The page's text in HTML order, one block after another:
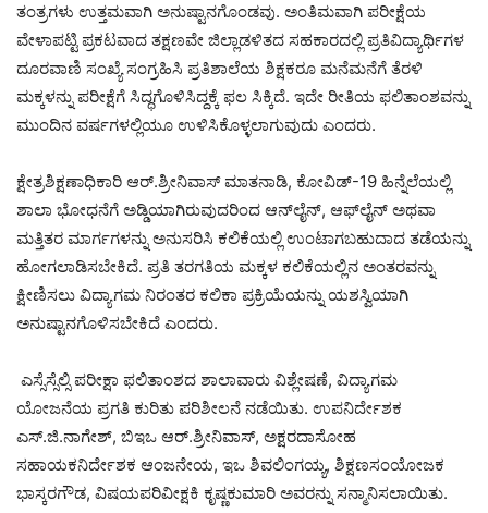
ತಂತ್ರಗಳು ಉತ್ತಮವಾಗಿ ಅನುಷ್ಟಾನಗೊಂಡವು. ಅಂತಿಮವಾಗಿ ಪರೀಕ್ಷೆಯ
ವೇಳಾಪಟ್ಟಿ ಪ್ರಕಟವಾದ ತಕ್ಷಣವೇ ಜಿಲ್ಲಾಡಳಿತದ ಸಹಕಾರದಲ್ಲಿ ಪ್ರತಿವಿದ್ಯಾರ್ಥಿಗಳ
ದೂರವಾಣಿ ಸಂಖ್ಯೆ ಸಂಗ್ರಹಿಸಿ ಪ್ರತಿಶಾಲೆಯ ಶಿಕ್ಷಕರೂ ಮನೆಮನೆಗೆ ತೆರಳಿ
ಮಕ್ಕಳನ್ನು ಪರೀಕ್ಷೆಗೆ ಸಿದ್ಧಗೊಳಿಸಿದ್ದಕ್ಕೆ ಫಲ ಸಿಕ್ಕಿದೆ. ಇದೇ ರೀತಿಯ ಫಲಿತಾಂಶವನ್ನು
ಮುಂದಿನ ವರ್ಷಗಳಲ್ಲಿಯೂ ಉಳಿಸಿಕೊಳ್ಳಲಾಗುವುದು ಎಂದರು.
ಕ್ಷೇತ್ರಶಿಕ್ಷಣಾಧಿಕಾರಿ ಆರ್.ಶ್ರೀನಿವಾಸ್ ಮಾತನಾಡಿ, ಕೋವಿಡ್-19 ಹಿನ್ನೆಲೆಯಲ್ಲಿ
ಶಾಲಾ ಭೋಧನೆಗೆ ಅಡ್ಡಿಯಾಗಿರುವುದರಿಂದ ಆನ್‌ಲೈನ್, ಆಫ್‌ಲೈನ್ ಅಥವಾ
ಮತ್ತಿತರ ಮಾರ್ಗಗಳನ್ನು ಅನುಸರಿಸಿ ಕಲಿಕೆಯಲ್ಲಿ ಉಂಟಾಗಬಹುದಾದ ತಡೆಯನ್ನು
ಹೋಗಲಾಡಿಸಬೇಕಿದೆ. ಪ್ರತಿ ತರಗತಿಯ ಮಕ್ಕಳ ಕಲಿಕೆಯಲ್ಲಿನ ಅಂತರವನ್ನು
ಕ್ಷೀಣಿಸಲು ವಿದ್ಯಾಗಮ ನಿರಂತರ ಕಲಿಕಾ ಪ್ರಕ್ರಿಯೆಯನ್ನು ಯಶಸ್ವಿಯಾಗಿ
ಅನುಷ್ಟಾನಗೊಳಿಸಬೇಕಿದೆ ಎಂದರು.
ಎಸ್ಸೆಸ್ಸೆಲ್ಸಿ ಪರೀಕ್ಷಾ ಫಲಿತಾಂಶದ ಶಾಲಾವಾರು ವಿಶ್ಲೇಷಣೆ, ವಿದ್ಯಾಗಮ
ಯೋಜನೆಯ ಪ್ರಗತಿ ಕುರಿತು ಪರಿಶೀಲನೆ ನಡೆಯಿತು. ಉಪನಿರ್ದೇಶಕ
ಎಸ್.ಜಿ.ನಾಗೇಶ್, ಬಿಇಒ ಆರ್.ಶ್ರೀನಿವಾಸ್, ಅಕ್ಷರದಾಸೋಹ
ಸಹಾಯಕನಿರ್ದೇಶಕ ಆಂಜನೇಯ, ಇಒ ಶಿವಲಿಂಗಯ್ಯ, ಶಿಕ್ಷಣಸಂಯೋಜಕ
ಭಾಸ್ಕರಗೌಡ, ವಿಷಯಪರಿವೀಕ್ಷಕಿ ಕೃಷ್ಣಕುಮಾರಿ ಅವರನ್ನು ಸನ್ಮಾನಿಸಲಾಯಿತು.